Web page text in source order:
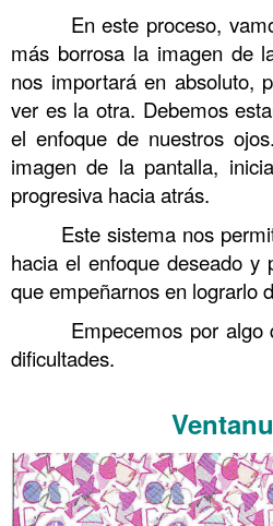
En este proceso,
más borrosa la imagen de
nos importará en absoluto,
ver es la otra. Debemos
el enfoque de nuestros
imagen de la pantalla,
progresiva hacia atrás.
Este sistema nos
hacia el enfoque deseado y
que empeñarnos en lograrlo
Empecemos por algo
dificultades.